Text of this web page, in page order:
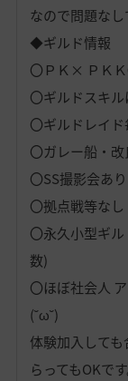
なので問題なし
◆ギルド情報
〇ＰＫ× ＰＫ
〇ギルドスキ
〇ギルドレイ
〇ガレー船・
〇SS撮影会あり
〇拠点戦等なし
〇永久小型ギ
数)
〇ほぼ社会人
(˘ω˘)
体験加入して
らってもOKです